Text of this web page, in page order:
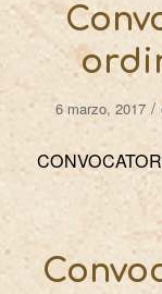
6 marzo, 2017 /